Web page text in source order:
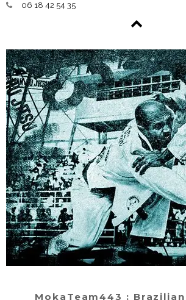
06 18 42 54 35
MokaTeam443 :